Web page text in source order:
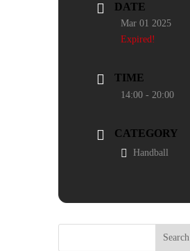
DATE
Mar 01 2025
Expired!
TIME
14:00 - 20:00
CATEGORY
Handball
Search